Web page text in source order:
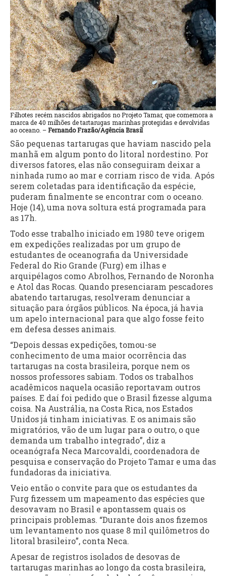
Filhotes recém nascidos abrigados no Projeto Tamar, que comemora a
marca de 40 milhões de tartarugas marinhas protegidas e devolvidas
ao oceano. –Fernando Frazão/Agência Brasil
São pequenas tartarugas que haviam nascido pela
manhã em algum ponto do litoral nordestino. Por
diversos fatores, elas não conseguiram deixar a
ninhada rumo ao mar e corriam risco de vida. Após
serem coletadas para identificação da espécie,
puderam finalmente se encontrar com o oceano.
Hoje (14), uma nova soltura está programada para
as 17h.
Todo esse trabalho iniciado em 1980 teve origem
em expedições realizadas por um grupo de
estudantes de oceanografia da Universidade
Federal do Rio Grande (Furg) em ilhas e
arquipélagos como Abrolhos, Fernando de Noronha
e Atol das Rocas. Quando presenciaram pescadores
abatendo tartarugas, resolveram denunciar a
situação para órgãos públicos. Na época, já havia
um apelo internacional para que algo fosse feito
em defesa desses animais.
“Depois dessas expedições, tomou-se
conhecimento de uma maior ocorrência das
tartarugas na costa brasileira, porque nem os
nossos professores sabiam. Todos os trabalhos
acadêmicos naquela ocasião reportavam outros
países. E daí foi pedido que o Brasil fizesse alguma
coisa. Na Austrália, na Costa Rica, nos Estados
Unidos já tinham iniciativas. E os animais são
migratórios, vão de um lugar para o outro, o que
demanda um trabalho integrado”, diz a
oceanógrafa Neca Marcovaldi, coordenadora de
pesquisa e conservação do Projeto Tamar e uma das
fundadoras da iniciativa.
Veio então o convite para que os estudantes da
Furg fizessem um mapeamento das espécies que
desovavam no Brasil e apontassem quais os
principais problemas. “Durante dois anos fizemos
um levantamento nos quase 8 mil quilômetros do
litoral brasileiro”, conta Neca.
Apesar de registros isolados de desovas de
tartarugas marinhas ao longo da costa brasileira,